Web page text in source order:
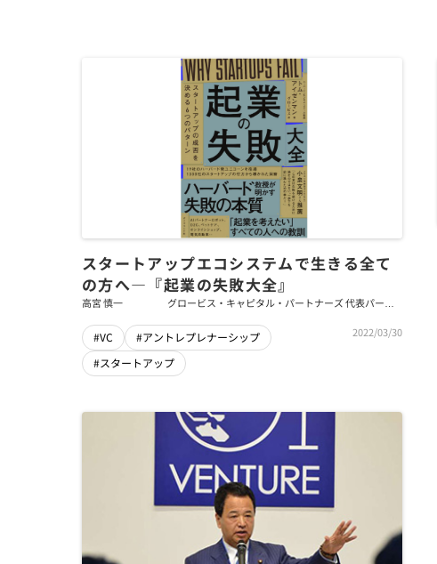
スタートアップエコシステムで生きる全て
の方へ―『起業の失敗大全』
高宮 慎一
グロービス・キャピタル・パートナーズ 代表パート
#VC
#アントレプレナーシップ
#スタートアップ
2022/03/30